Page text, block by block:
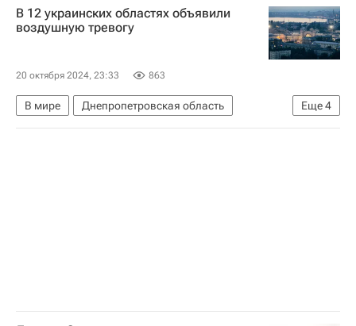
В 12 украинских областях объявили
воздушную тревогу
20 октября 2024, 23:33 863
Еще4
В мире
Днепропетровская область
Россия
Украина
Дмитрий Песков